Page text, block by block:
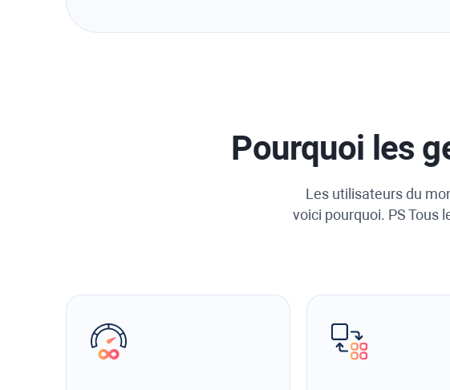
Pourquoi les
Les utilisateurs du
voici pourquoi. PS Tous